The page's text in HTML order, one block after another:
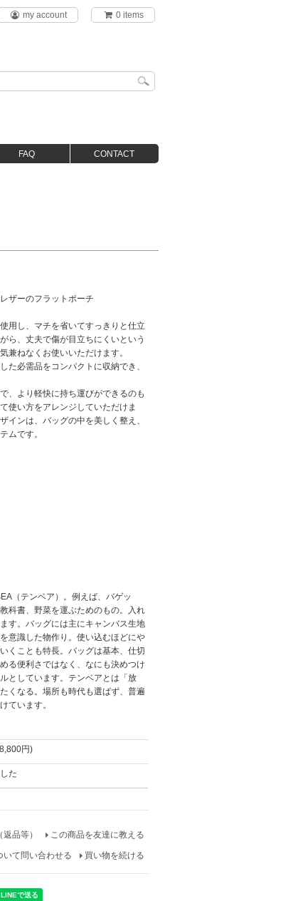
my account 0 items
FAQ CONTACT
ザーのフラットポーチ
用し、マチを省いてすっきりと仕立
ら、丈夫で傷が目立ちにくいという
兼ねなくお使いいただけます。
た必需品をコンパクトに収納でき、
、より軽快に持ち運びができるのも
使い方をアレンジしていただけま
インは、バッグの中を美しく整え、
ムです。
（テンベア）。例えば、バゲッ
科書、野菜を運ぶためのもの。入れ
す。バッグには主にキャンバス生地
意識した物作り。使い込むほどにや
くことも特長。バッグは基本、仕切
る便利さではなく、なにも決めつけ
としています。テンベアとは「放
くなる。場所も時代も選ばず、普遍
ています。
円)
た
品等） この商品を友達に教える
いて問い合わせる 買い物を続ける